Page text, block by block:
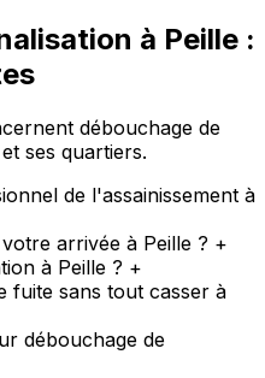
à Peille :
débouchage de
ses quartiers.
de l'assainissement à
arrivée à Peille ? +
à Peille ? +
fuite sans tout casser à
débouchage de